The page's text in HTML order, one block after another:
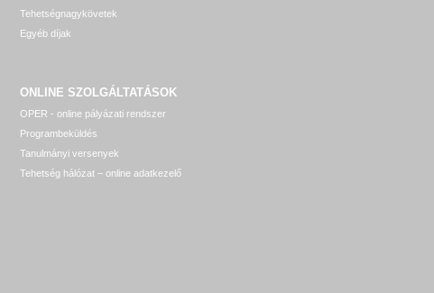
Tehetségnagykövetek
Egyéb díjak
ONLINE SZOLGÁLTATÁSOK
OPER - online pályázati rendszer
Programbeküldés
Tanulmányi versenyek
Tehetség hálózat – online adatkezelő